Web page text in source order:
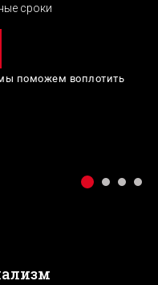
сроки
мы поможем воплотить